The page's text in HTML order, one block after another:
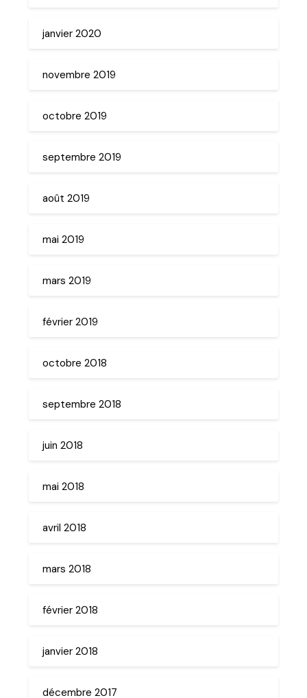
janvier 2020
novembre 2019
octobre 2019
septembre 2019
août 2019
mai 2019
mars 2019
février 2019
octobre 2018
septembre 2018
juin 2018
mai 2018
avril 2018
mars 2018
février 2018
janvier 2018
décembre 2017